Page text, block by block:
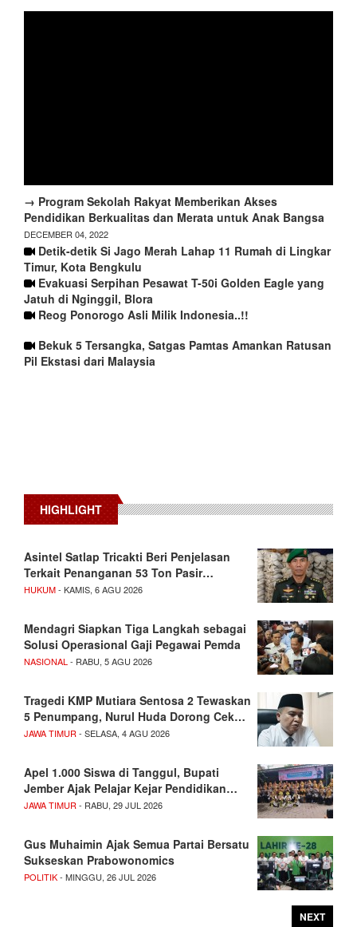
→ Program Sekolah Rakyat Memberikan Akses
Pendidikan Berkualitas dan Merata untuk Anak Bangsa
DECEMBER 04, 2022
Detik-detik Si Jago Merah Lahap 11 Rumah di Lingkar
Timur, Kota Bengkulu
Evakuasi Serpihan Pesawat T-50i Golden Eagle yang
Jatuh di Nginggil, Blora
Reog Ponorogo Asli Milik Indonesia..!!
Bekuk 5 Tersangka, Satgas Pamtas Amankan Ratusan
Pil Ekstasi dari Malaysia
HIGHLIGHT
Asintel Satlap Tricakti Beri Penjelasan
Terkait Penanganan 53 Ton Pasir…
HUKUM- KAMIS, 6 AGU 2026
Mendagri Siapkan Tiga Langkah sebagai
Solusi Operasional Gaji Pegawai Pemda
NASIONAL - RABU, 5 AGU 2026
Tragedi KMP Mutiara Sentosa 2 Tewaskan
5 Penumpang, Nurul Huda Dorong Cek…
JAWA TIMUR - SELASA, 4 AGU 2026
Apel 1.000 Siswa di Tanggul, Bupati
Jember Ajak Pelajar Kejar Pendidikan…
JAWA TIMUR - RABU, 29 JUL 2026
Gus Muhaimin Ajak Semua Partai Bersatu
Sukseskan Prabowonomics
POLITIK- MINGGU, 26 JUL 2026
NEXT